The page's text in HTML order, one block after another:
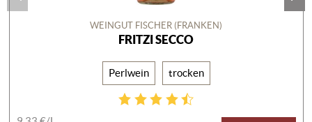
WEINGUT FISCHER (FRANKEN)
FRITZI SECCO
Perlwein trocken